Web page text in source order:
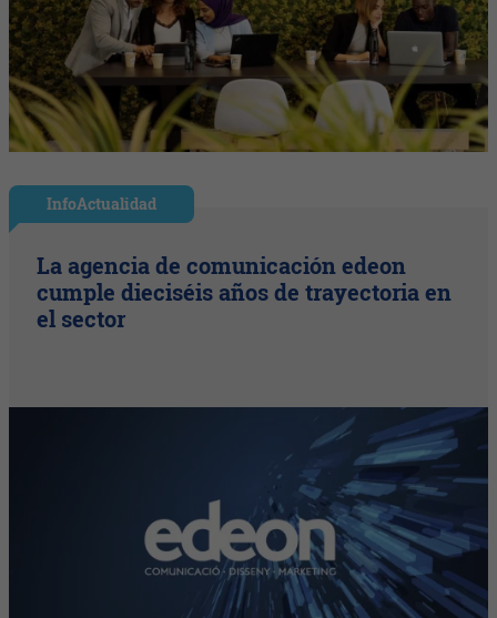
InfoActualidad
La agencia de comunicación edeon
cumple dieciséis años de trayectoria en
el sector